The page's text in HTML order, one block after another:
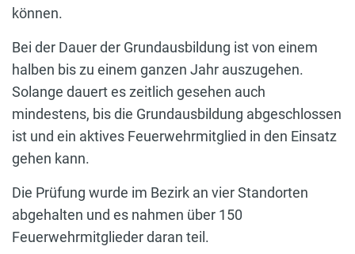
können.
Bei der Dauer der Grundausbildung ist von einem
halben bis zu einem ganzen Jahr auszugehen.
Solange dauert es zeitlich gesehen auch
mindestens, bis die Grundausbildung abgeschlossen
ist und ein aktives Feuerwehrmitglied in den Einsatz
gehen kann.
Die Prüfung wurde im Bezirk an vier Standorten
abgehalten und es nahmen über 150
Feuerwehrmitglieder daran teil.